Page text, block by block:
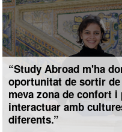
“Study Abroad m'ha
oportunitat de sortir
meva zona de confort i
interactuar amb
diferents.”